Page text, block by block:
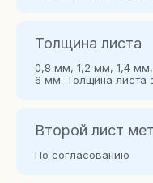
Толщина листа
0,8 мм, 1,2 мм, 1,4
6 мм. Толщина листа
Второй лист
По согласованию